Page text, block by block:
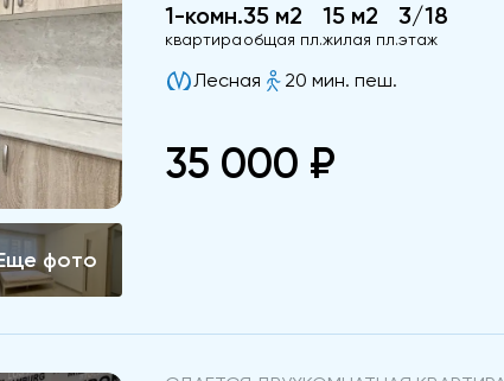
1-комн.
квартира
35 м2
общая пл.
15 м2
жилая пл.
3/18
этаж
Лесная 20 мин. пеш.
35 000 ₽